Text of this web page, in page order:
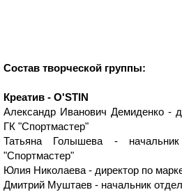
Состав творческой группы:
Креатив - O'STIN
Александр Иванович Демиденко -
ГК "Спортмастер"
Татьяна Голышева -
"Спортмастер"
Юлия Николаева - директор по
Дмитрий Муштаев - начальник